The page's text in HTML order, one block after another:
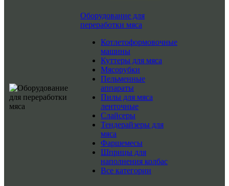
Оборудование для
переработки мяса
Котлетоформовочные
машины
Куттеры для мяса
Мясорубки
Пельменные
аппараты
Пилы для мяса
ленточные
Слайсеры
Тендерайзеры для
мяса
Фаршемесы
Шприцы для
наполнения колбас
Все категории